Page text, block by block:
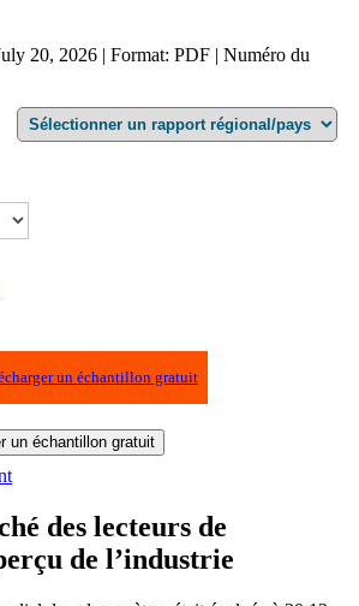
20, 2026 | Format: PDF | Numéro du
un échantillon gratuit
un échantillon gratuit
des lecteurs de
de l’industrie